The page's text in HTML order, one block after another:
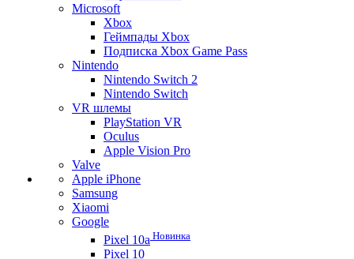
Microsoft
Xbox
Геймпады Xbox
Подписка Xbox Game Pass
Nintendo
Nintendo Switch 2
Nintendo Switch
VR шлемы
PlayStation VR
Oculus
Apple Vision Pro
Valve
Apple iPhone
Samsung
Xiaomi
Google
Pixel 10a Новинка
Pixel 10